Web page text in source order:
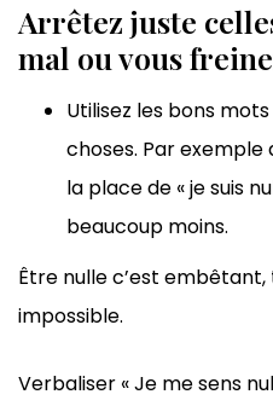
Arrêtez juste
mal ou vous
Utilisez les bons
choses. Par exemple
la place de « je suis
beaucoup moins.
Être nulle c’est
impossible.
Verbaliser « Je me sens